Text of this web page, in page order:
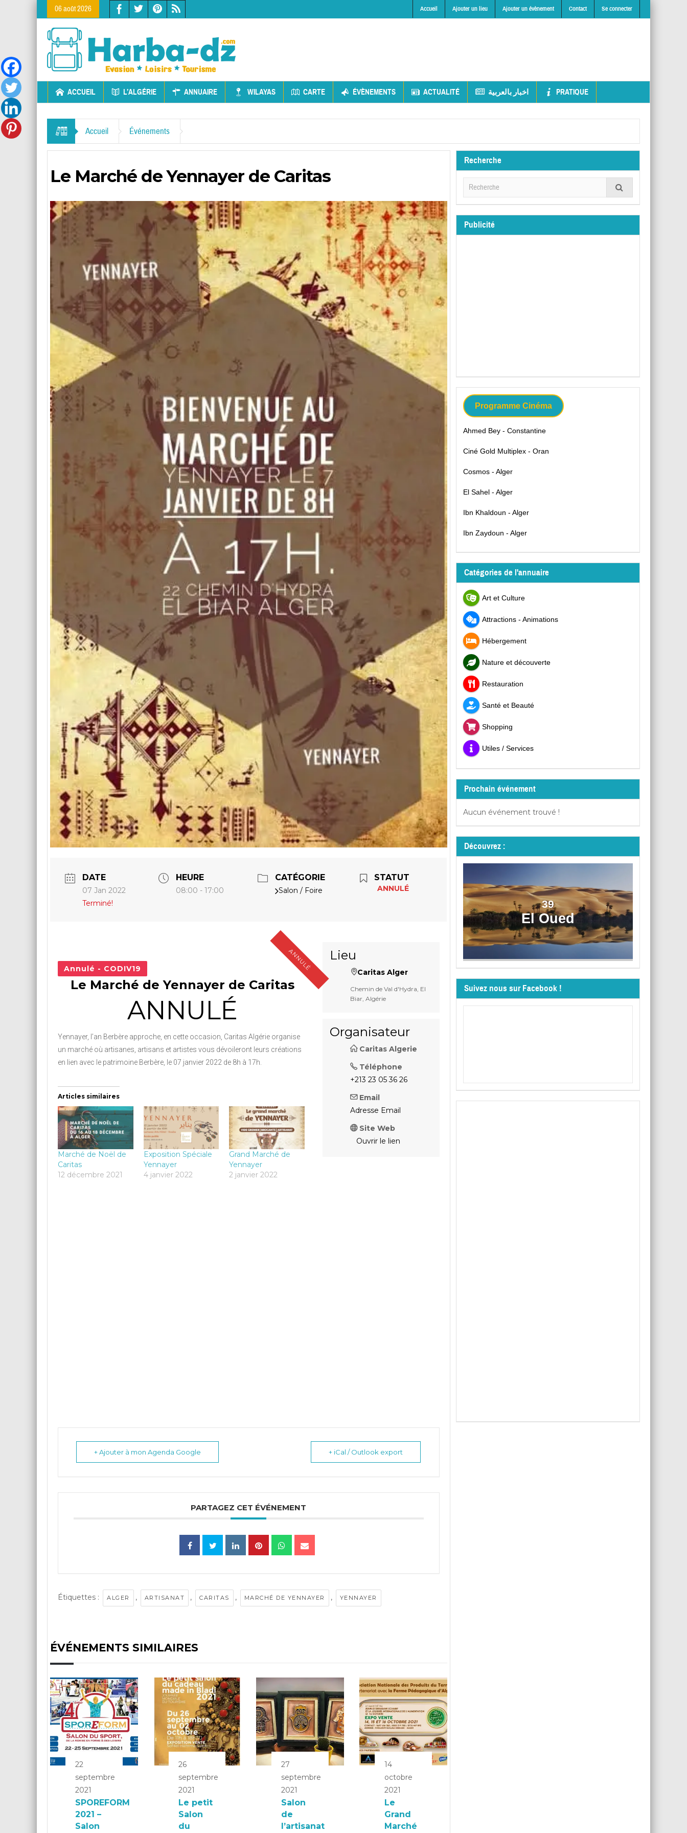
06 août 2026 Accueil Ajouter un lieu Ajouter un évènement Contact Se connecter
ACCUEIL L’ALGÉRIE ANNUAIRE WILAYAS CARTE ÉVÈNEMENTS ACTUALITÉ اخبار بالعربية PRATIQUE
Accueil Événements
Le Marché de Yennayer de Caritas
DATE
07 Jan 2022
Terminé!
HEURE
08:00 - 17:00
CATÉGORIE
Salon / Foire
STATUT
ANNULÉ
ANNULÉ
Annulé - CODIV19
Le Marché de Yennayer de Caritas
ANNULÉ
Yennayer, l’an Berbère approche, en cette occasion, Caritas Algérie organise
un marché où artisanes, artisans et artistes vous dévoileront leurs créations
en lien avec le patrimoine Berbère, le 07 janvier 2022 de 8h à 17h.
Articles similaires
Marché de Noël de
Caritas
12 décembre 2021
Exposition Spéciale
Yennayer
4 janvier 2022
Grand Marché de
Yennayer
2 janvier 2022
Lieu
Caritas Alger
Chemin de Val d'Hydra, El
Biar, Algérie
Organisateur
Caritas Algerie
Téléphone
+213 23 05 36 26
Email
Adresse Email
Site Web
Ouvrir le lien
+ Ajouter à mon Agenda Google + iCal / Outlook export
PARTAGEZ CET ÉVÉNEMENT
Étiquettes : ALGER , ARTISANAT , CARITAS , MARCHÉ DE YENNAYER , YENNAYER
ÉVÉNEMENTS SIMILAIRES
22
septembre
2021
SPOREFORM
2021 –
Salon
26
septembre
2021
Le petit
Salon
du
27
septembre
2021
Salon
de
l’artisanat
14
octobre
2021
Le
Grand
Marché
Recherche
Publicité
Programme Cinéma
Ahmed Bey - Constantine
Ciné Gold Multiplex - Oran
Cosmos - Alger
El Sahel - Alger
Ibn Khaldoun - Alger
Ibn Zaydoun - Alger
Catégories de l'annuaire
Art et Culture
Attractions - Animations
Hébergement
Nature et découverte
Restauration
Santé et Beauté
Shopping
Utiles / Services
Prochain événement
Aucun événement trouvé !
Découvrez :
39
El Oued
Suivez nous sur Facebook !